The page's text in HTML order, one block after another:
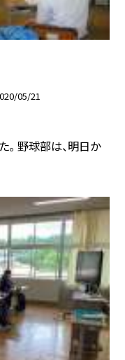
05/21
野球部は、明日か